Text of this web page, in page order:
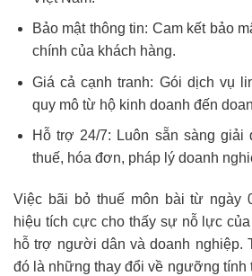
Bảo mật thông tin: Cam kết bảo
chính của khách hàng.
Giá cả cạnh tranh: Gói dịch vụ
quy mô từ hộ kinh doanh đến
Hỗ trợ 24/7: Luôn sẵn sàng giải
thuế, hóa đơn, pháp lý doanh
Việc bãi bỏ thuế môn bài từ ngày
hiệu tích cực cho thấy sự nỗ lực
hỗ trợ người dân và doanh nghiệp.
đó là những thay đổi về ngưỡng tính